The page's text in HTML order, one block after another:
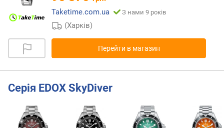
Taketime.com.ua
З нами 9 років
(Харків)
Перейти в магазин
Серія EDOX SkyDiver